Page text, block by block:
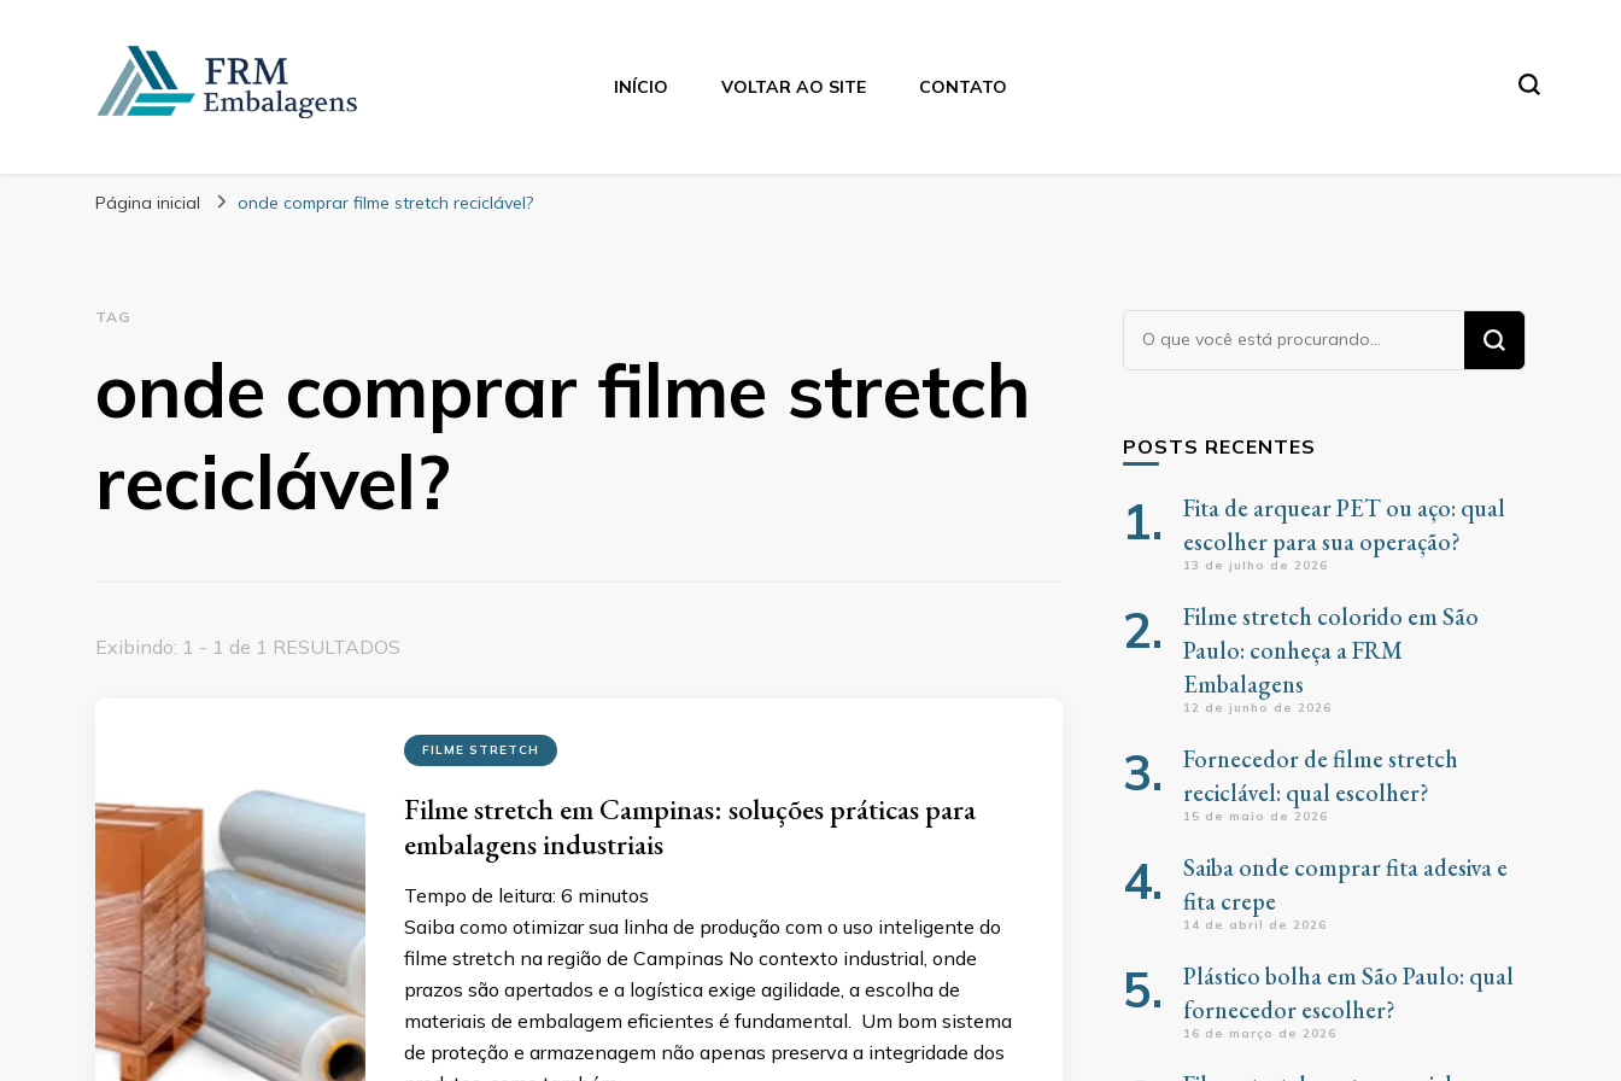
FRM Embalagens
INÍCIO VOLTAR AO SITE CONTATO
Página inicial onde comprar filme stretch reciclável?
TAG
onde comprar filme stretch
reciclável?
Exibindo: 1 - 1 de 1 RESULTADOS
FILME STRETCH
Filme stretch em Campinas: soluções práticas para
embalagens industriais
Tempo de leitura: 6 minutos
Saiba como otimizar sua linha de produção com o uso inteligente do
filme stretch na região de Campinas No contexto industrial, onde
prazos são apertados e a logística exige agilidade, a escolha de
materiais de embalagem eficientes é fundamental. Um bom sistema
de proteção e armazenagem não apenas preserva a integridade dos
Procurando
algo?
POSTS RECENTES
Fita de arquear PET ou aço: qual
escolher para sua operação?
13 de julho de 2026
Filme stretch colorido em São
Paulo: conheça a FRM
Embalagens
12 de junho de 2026
Fornecedor de filme stretch
reciclável: qual escolher?
15 de maio de 2026
Saiba onde comprar fita adesiva e
fita crepe
14 de abril de 2026
Plástico bolha em São Paulo: qual
fornecedor escolher?
16 de março de 2026